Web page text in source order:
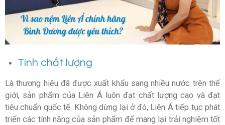
Tính chất lượng
Là thương hiệu đã được xuất khẩu sang nhiều nước trên thế
giới, sản phẩm của Liên Á luôn đạt chất lượng cao và đạt
tiêu chuẩn quốc tế. Không dừng lại ở đó, Liên Á tiếp tục phát
triển các tính năng của sản phẩm để mang lại trải nghiệm tốt